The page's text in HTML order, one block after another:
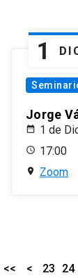
1
Jorge
1 de
17:00
Zoom
<< < 23 24